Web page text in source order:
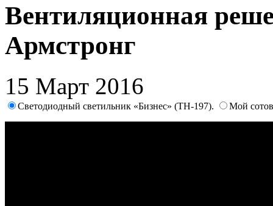
Вентиляционная
Армстронг
15 Март 2016
Светодиодный светильник «Бизнес» (ТН-197). Мой